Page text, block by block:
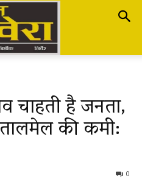
चाहती है जनता,
की कमी:
0